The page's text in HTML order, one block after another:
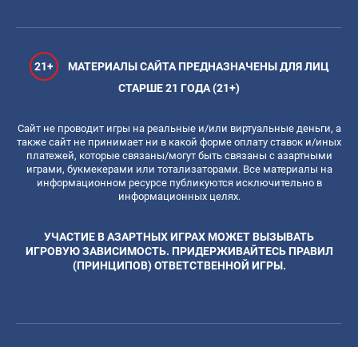
21+
МАТЕРИАЛЫ САЙТА ПРЕДНАЗНАЧЕНЫ ДЛЯ ЛИЦ
СТАРШЕ 21 ГОДА (21+)
Сайт не проводит игры на реальные и/или виртуальные деньги, а
также сайт не принимает ни в какой форме оплату ставок и/иных
платежей, которые связаны/могут быть связаны с азартными
играми, букмекерами или тотализаторами. Все материалы на
информационном ресурсе публикуются исключительно в
информационных целях.
УЧАСТИЕ В АЗАРТНЫХ ИГРАХ МОЖЕТ ВЫЗЫВАТЬ
ИГРОВУЮ ЗАВИСИМОСТЬ. ПРИДЕРЖИВАЙТЕСЬ ПРАВИЛ
(ПРИНЦИПОВ) ОТВЕТСТВЕННОЙ ИГРЫ.